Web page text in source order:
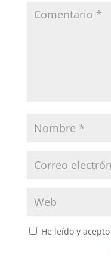
He leído y